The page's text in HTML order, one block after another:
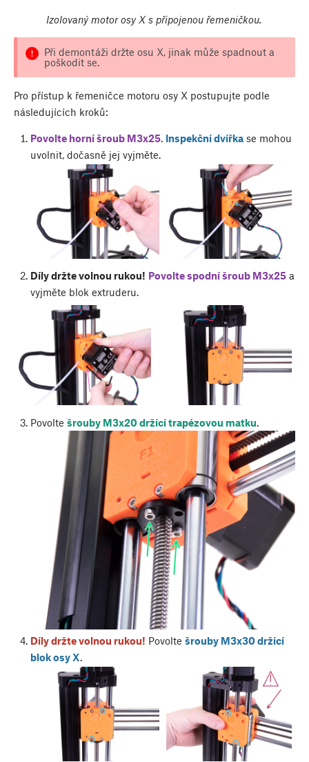
Izolovaný motor osy X s připojenou řemeničkou.
Při demontáži držte osu X, jinak může spadnout a
poškodit se.
Pro přístup k řemeničce motoru osy X postupujte podle
následujících kroků:
Povolte horní šroub M3x25. Inspekční dvířkase mohou
uvolnit, dočasně jej vyjměte.
Díly držte volnou rukou! Povolte spodní šroub M3x25a
vyjměte blok extruderu.
Povolte šrouby M3x20 držící trapézovou matku.
Díly držte volnou rukou! Povolte šrouby M3x30 držící
blok osy X.